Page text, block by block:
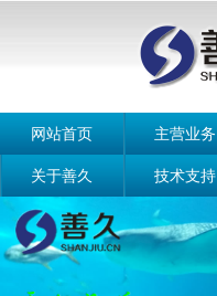
网站首页 主营业务
关于善久 技术支持